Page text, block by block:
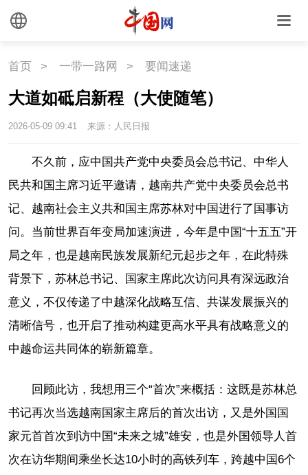
首页 > 一带一路网 > 要闻速递
大道如砥启新程（大使随笔）
2026-05-09 09:41 来源：人民日报
不久前，应中国共产党中央委员会总书记、中华人
民共和国主席习近平邀请，越南共产党中央委员会总书
记、越南社会主义共和国主席苏林对中国进行了国事访
问。当前世界百年变局加速演进，今年是中国“十五五”开
局之年，也是越南民族发展新纪元起步之年，在此特殊
背景下，苏林总书记、国家主席此次访问具有深远政治
意义，不仅传递了中越深化战略互信、共谋发展振兴的
清晰信号，也开启了推动构建更高水平具有战略意义的
中越命运共同体的崭新篇章。
回顾此访，我想用三个“首次”来概括：这既是苏林总
书记再次当选越南国家主席后的首次出访，又是外国国
家元首首次到访中国“未来之城”雄安，也是外国领导人首
次在访华期间乘坐长达10小时的高铁列车，跨越中国6个